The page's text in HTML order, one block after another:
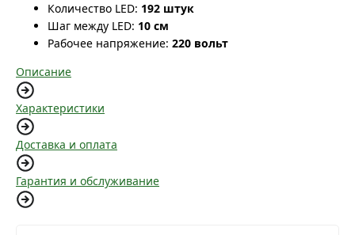
Количество LED: 192 штук
Шаг между LED: 10 см
Рабочее напряжение: 220 вольт
Описание
Характеристики
Доставка и оплата
Гарантия и обслуживание